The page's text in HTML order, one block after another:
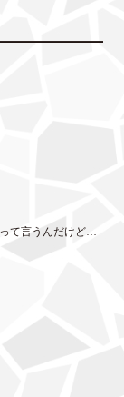
て言うんだけど…